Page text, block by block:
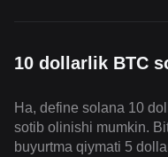
10 dollarlik BTC
Ha, define solana 10
sotib olinishi mumkin.
buyurtma qiymati 5